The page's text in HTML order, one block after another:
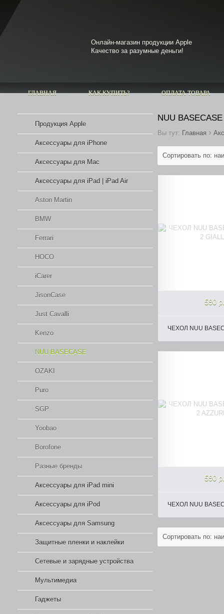
Онлайн-магазин продукции Apple
Качество за разумные деньги!
ГЛАВНАЯ КАК КУПИТЬ? ОПЛАТА ТОВАРА
NUU BASECASE
Вы тут: Главная ›
Сортировать по:
590 р.
ЧЕХОЛ NUU
590 р.
ЧЕХОЛ NUU
Сортировать по:
Продукция Apple
Аксессуары для iPhone
Аксессуары для Mac
Аксессуары для iPad | iPad Air
Aston Martin
BMW
Ferrari
HOCO
iCarer
JisonCase
Just Cavalli
Kenzo
NUU BASECASE
OZAKI
Puro
SGP
Yoobao
Borofone
Разные бренды
Аксессуары для iPad mini
Аксессуары для iPod
Аксессуары для Samsung
Защитные пленки и наклейки
Сетевые и зарядные устройства
Мультимедиа
Гаджеты